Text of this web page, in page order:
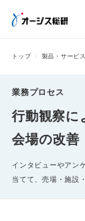
トップ 製品・サービス
業務プロセス
行動観察に
会場の改善
インタビューやアン
当てて、売場・施設